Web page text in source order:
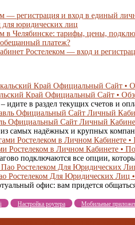
— регистрация и вход в единый
юридических лиц
в Челябинске: тарифы, цены,
обещанный платеж?
Ростелеком — вход и
Край Официальный Сайт •
идите в раздел текущих счетов и
Официальный Сайт Личный
самых надёжных и крупных
Ростелеком в Личном Кабинете •
подключаются все опции,
Ростелеком Для Юридических Лиц
офис: вам придется
Настройка роутера Мобильные